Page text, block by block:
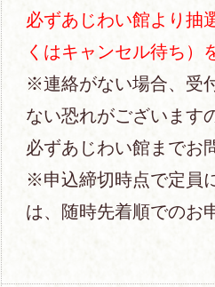
必ずあじわい館より抽
くはキャンセル待ち）
※連絡がない場合、受
ない恐れがございます
必ずあじわい館までお
※申込締切時点で定員
は、随時先着順でのお